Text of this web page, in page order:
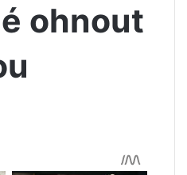
ohnout